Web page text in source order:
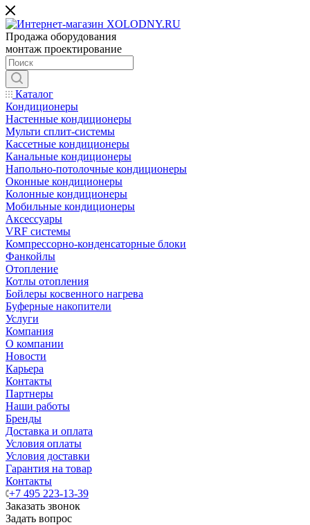
Продажа оборудования
монтаж проектирование
Каталог
Кондиционеры
Настенные кондиционеры
Мульти сплит-системы
Кассетные кондиционеры
Канальные кондиционеры
Напольно-потолочные кондиционеры
Оконные кондиционеры
Колонные кондиционеры
Мобильные кондиционеры
Аксессуары
VRF системы
Компрессорно-конденсаторные блоки
Фанкойлы
Отопление
Котлы отопления
Бойлеры косвенного нагрева
Буферные накопители
Услуги
Компания
О компании
Новости
Карьера
Контакты
Партнеры
Наши работы
Бренды
Доставка и оплата
Условия оплаты
Условия доставки
Гарантия на товар
Контакты
+7 495 223-13-39
Заказать звонок
Задать вопрос